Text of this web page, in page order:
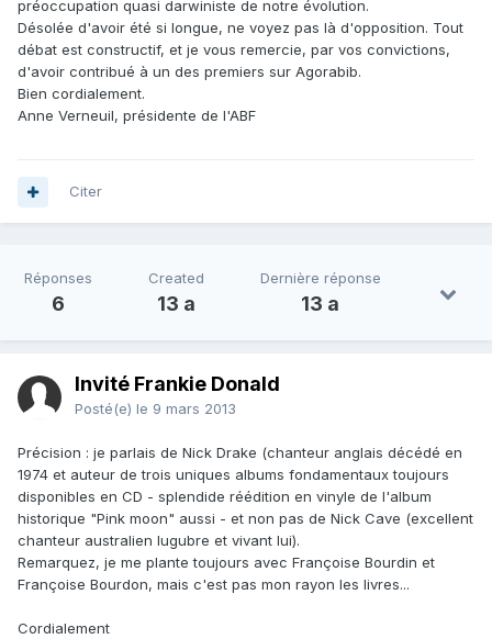
préoccupation quasi darwiniste de notre évolution.
Désolée d'avoir été si longue, ne voyez pas là d'opposition. Tout
débat est constructif, et je vous remercie, par vos convictions,
d'avoir contribué à un des premiers sur Agorabib.
Bien cordialement.
Anne Verneuil, présidente de l'ABF
Citer
Réponses
6
Created
13 a
Dernière réponse
13 a
Invité Frankie Donald
Posté(e) le 9 mars 2013
Précision : je parlais de Nick Drake (chanteur anglais décédé en
1974 et auteur de trois uniques albums fondamentaux toujours
disponibles en CD - splendide réédition en vinyle de l'album
historique "Pink moon" aussi - et non pas de Nick Cave (excellent
chanteur australien lugubre et vivant lui).
Remarquez, je me plante toujours avec Françoise Bourdin et
Françoise Bourdon, mais c'est pas mon rayon les livres...
Cordialement